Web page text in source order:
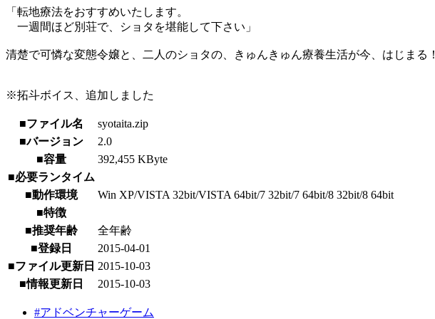
「転地療法をおすすめいたします。
一週間ほど別荘で、ショタを堪能して下さい」
清楚で可憐な変態令嬢と、二人のショタの、きゅんきゅん療養生活が今、はじまる！
※拓斗ボイス、追加しました
■ファイル名
syotaita.zip
■バージョン
2.0
■容量
392,455 KByte
■必要ランタイム
■動作環境
Win XP/VISTA 32bit/VISTA 64bit/7 32bit/7 64bit/8 32bit/8 64bit
■特徴
■推奨年齢
全年齢
■登録日
2015-04-01
■ファイル更新日 2015-10-03
■情報更新日
2015-10-03
#アドベンチャーゲーム